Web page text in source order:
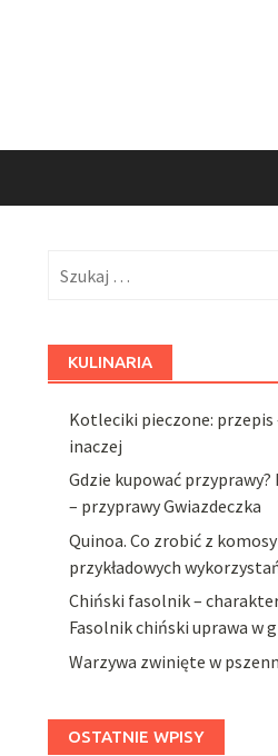
KULINARIA
Kotleciki pieczone:
inaczej
Gdzie kupować
– przyprawy Gwiazdeczka
Quinoa. Co zrobić z
przykładowych
Chiński fasolnik –
Fasolnik chiński uprawa w
Warzywa zwinięte w
OSTATNIE WPISY